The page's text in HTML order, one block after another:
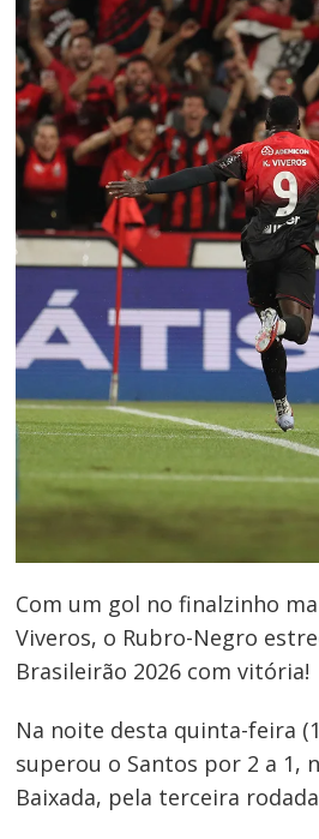
Com um gol no finalzinho
Viveros, o Rubro-Negro
Brasileirão 2026 com vitória!
Na noite desta quinta-feira
superou o Santos por 2 a 1,
Baixada, pela terceira